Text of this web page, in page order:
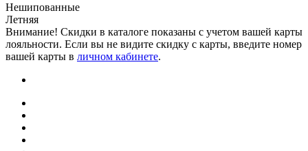
Нешипованные
Летняя
Внимание! Скидки в каталоге показаны с учетом вашей карты
лояльности. Если вы не видите скидку с карты, введите номер
вашей карты в личном кабинете.